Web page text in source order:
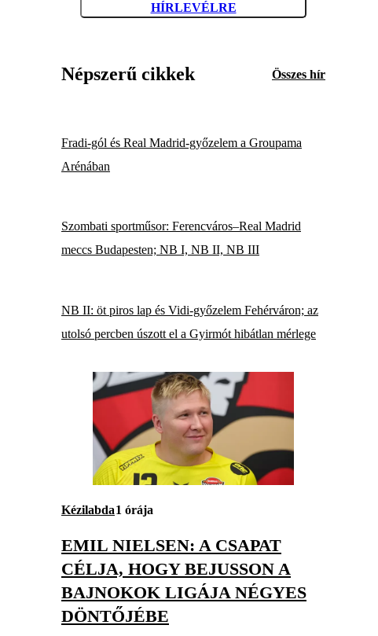
HÍRLEVÉLRE
Népszerű cikkek Összes hír
Fradi-gól és Real Madrid-győzelem a Groupama
Arénában
Szombati sportműsor: Ferencváros–Real Madrid
meccs Budapesten; NB I, NB II, NB III
NB II: öt piros lap és Vidi-győzelem Fehérváron; az
utolsó percben úszott el a Gyirmót hibátlan mérlege
Kézilabda1 órája
EMIL NIELSEN: A CSAPAT
CÉLJA, HOGY BEJUSSON A
BAJNOKOK LIGÁJA NÉGYES
DÖNTŐJÉBE